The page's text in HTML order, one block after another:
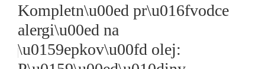
Kompletn\u00ed pr\u016fvodce
alergi\u00ed na
\u0159epkov\u00fd olej: